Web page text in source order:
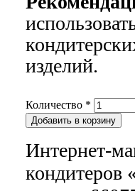
изделий.
Количество *
Интернет-
кондитеров